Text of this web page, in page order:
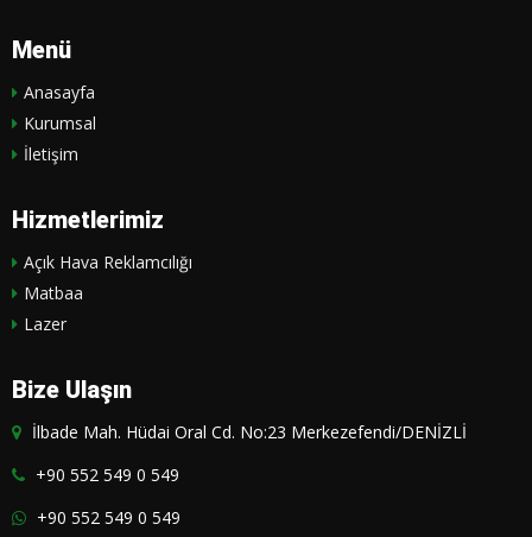
Menü
Anasayfa
Kurumsal
İletişim
Hizmetlerimiz
Açık Hava Reklamcılığı
Matbaa
Lazer
Bize Ulaşın
İlbade Mah. Hüdai Oral Cd. No:23 Merkezefendi/DENİZLİ
+90 552 549 0 549
+90 552 549 0 549